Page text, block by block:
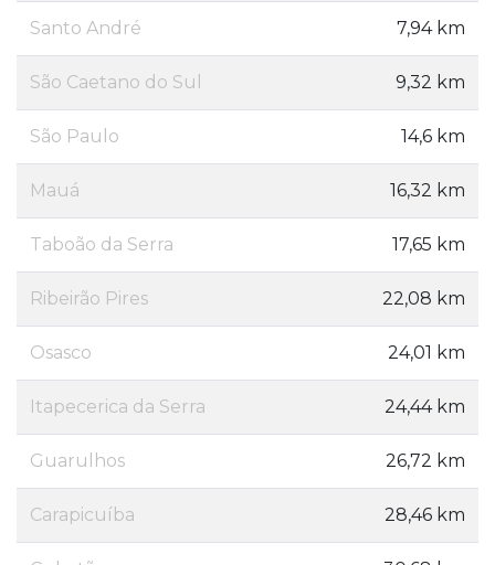
Santo André 7,94 km
São Caetano do Sul 9,32 km
São Paulo 14,6 km
Mauá 16,32 km
Taboão da Serra 17,65 km
Ribeirão Pires 22,08 km
Osasco 24,01 km
Itapecerica da Serra 24,44 km
Guarulhos 26,72 km
Carapicuíba 28,46 km